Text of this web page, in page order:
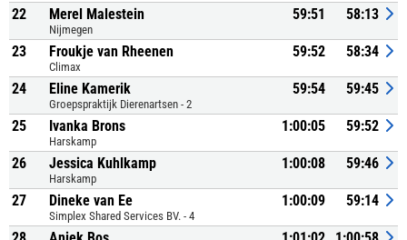
22 Merel Malestein
Nijmegen
59:51 58:13
23 Froukje van Rheenen
Climax
59:52 58:34
24 Eline Kamerik
Groepspraktijk Dierenartsen - 2
59:54 59:45
25 Ivanka Brons
Harskamp
1:00:05 59:52
26 Jessica Kuhlkamp
Harskamp
1:00:08 59:46
27 Dineke van Ee
Simplex Shared Services BV. - 4
1:00:09 59:14